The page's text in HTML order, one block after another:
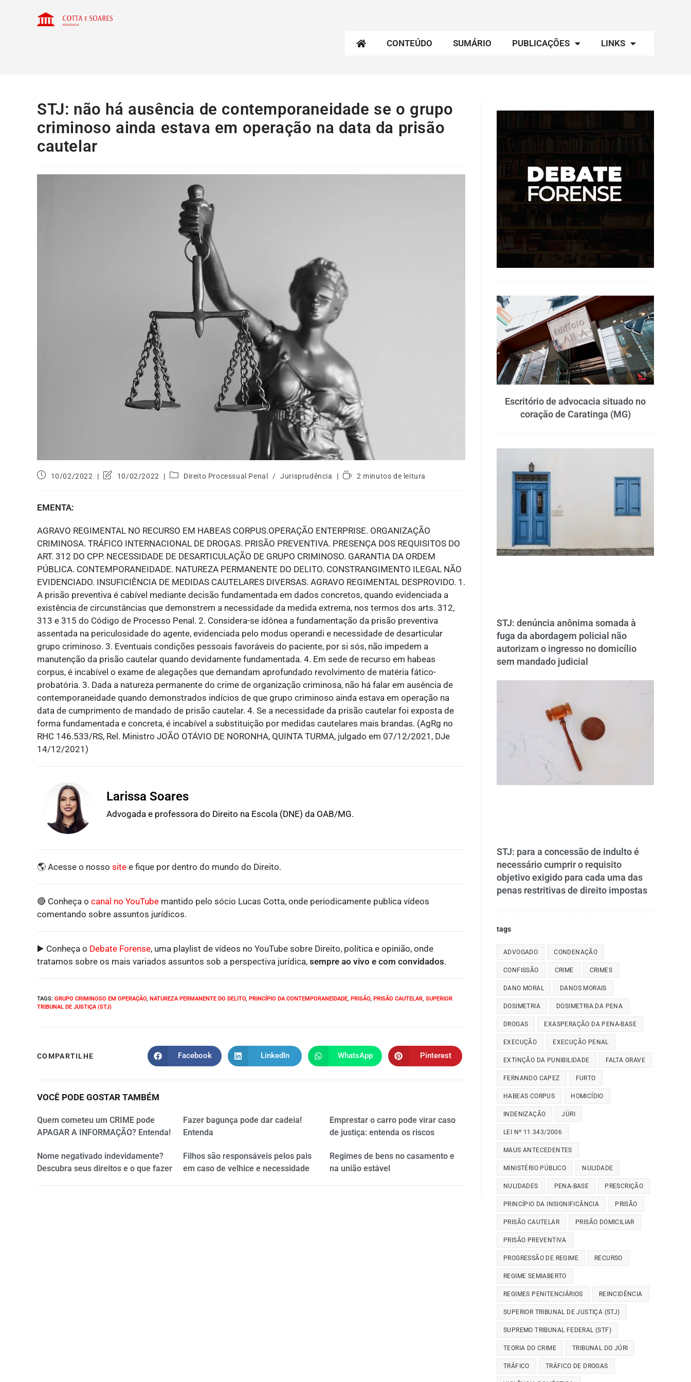
CONTEÚDO SUMÁRIO PUBLICAÇÕES LINKS
STJ: não há ausência de contemporaneidade se o grupo
criminoso ainda estava em operação na data da prisão
cautelar
10/02/2022 10/02/2022 Direito Processual Penal / Jurisprudência 2 minutos de leitura
EMENTA:
AGRAVO REGIMENTAL NO RECURSO EM HABEAS CORPUS.OPERAÇÃO ENTERPRISE. ORGANIZAÇÃO
CRIMINOSA. TRÁFICO INTERNACIONAL DE DROGAS. PRISÃO PREVENTIVA. PRESENÇA DOS REQUISITOS DO
ART. 312 DO CPP. NECESSIDADE DE DESARTICULAÇÃO DE GRUPO CRIMINOSO. GARANTIA DA ORDEM
PÚBLICA. CONTEMPORANEIDADE. NATUREZA PERMANENTE DO DELITO. CONSTRANGIMENTO ILEGAL NÃO
EVIDENCIADO. INSUFICIÊNCIA DE MEDIDAS CAUTELARES DIVERSAS. AGRAVO REGIMENTAL DESPROVIDO. 1.
A prisão preventiva é cabível mediante decisão fundamentada em dados concretos, quando evidenciada a
existência de circunstâncias que demonstrem a necessidade da medida extrema, nos termos dos arts. 312,
313 e 315 do Código de Processo Penal. 2. Considera-se idônea a fundamentação da prisão preventiva
assentada na periculosidade do agente, evidenciada pelo modus operandi e necessidade de desarticular
grupo criminoso. 3. Eventuais condições pessoais favoráveis do paciente, por si sós, não impedem a
manutenção da prisão cautelar quando devidamente fundamentada. 4. Em sede de recurso em habeas
corpus, é incabível o exame de alegações que demandam aprofundado revolvimento de matéria fático-
probatória. 3. Dada a natureza permanente do crime de organização criminosa, não há falar em ausência de
contemporaneidade quando demonstrados indícios de que grupo criminoso ainda estava em operação na
data de cumprimento de mandado de prisão cautelar. 4. Se a necessidade da prisão cautelar foi exposta de
forma fundamentada e concreta, é incabível a substituição por medidas cautelares mais brandas. (AgRg no
RHC 146.533/RS, Rel. Ministro JOÃO OTÁVIO DE NORONHA, QUINTA TURMA, julgado em 07/12/2021, DJe
14/12/2021)
Larissa Soares
Advogada e professora do Direito na Escola (DNE) da OAB/MG.
🌎 Acesse o nosso site e fique por dentro do mundo do Direito.
🔴 Conheça o canal no YouTube mantido pelo sócio Lucas Cotta, onde periodicamente publica vídeos
comentando sobre assuntos jurídicos.
▶️ Conheça o Debate Forense, uma playlist de vídeos no YouTube sobre Direito, política e opinião, onde
tratamos sobre os mais variados assuntos sob a perspectiva jurídica, sempre ao vivo e com convidados.
TAGS: GRUPO CRIMINOSO EM OPERAÇÃO, NATUREZA PERMANENTE DO DELITO, PRINCÍPIO DA CONTEMPORANEIDADE, PRISÃO, PRISÃO CAUTELAR, SUPERIOR
TRIBUNAL DE JUSTIÇA (STJ)
COMPARTILHE Facebook LinkedIn WhatsApp Pinterest
VOCÊ PODE GOSTAR TAMBÉM
Quem cometeu um CRIME pode
APAGAR A INFORMAÇÃO? Entenda!
Fazer bagunça pode dar cadeia!
Entenda
Emprestar o carro pode virar caso
de justiça: entenda os riscos
Nome negativado indevidamente?
Descubra seus direitos e o que fazer
Filhos são responsáveis pelos pais
em caso de velhice e necessidade
Regimes de bens no casamento e
na união estável
Escritório de advocacia situado no
coração de Caratinga (MG)
STJ: denúncia anônima somada à
fuga da abordagem policial não
autorizam o ingresso no domicílio
sem mandado judicial
STJ: para a concessão de indulto é
necessário cumprir o requisito
objetivo exigido para cada uma das
penas restritivas de direito impostas
tags
ADVOGADO CONDENAÇÃO
CONFISSÃO CRIME CRIMES
DANO MORAL DANOS MORAIS
DOSIMETRIA DOSIMETRIA DA PENA
DROGAS EXASPERAÇÃO DA PENA-BASE
EXECUÇÃO EXECUÇÃO PENAL
EXTINÇÃO DA PUNIBILIDADE FALTA GRAVE
FERNANDO CAPEZ FURTO
HABEAS CORPUS HOMICÍDIO
INDENIZAÇÃO JÚRI
LEI Nº 11.343/2006
MAUS ANTECEDENTES
MINISTÉRIO PÚBLICO NULIDADE
NULIDADES PENA-BASE PRESCRIÇÃO
PRINCÍPIO DA INSIGNIFICÂNCIA PRISÃO
PRISÃO CAUTELAR PRISÃO DOMICILIAR
PRISÃO PREVENTIVA
PROGRESSÃO DE REGIME RECURSO
REGIME SEMIABERTO
REGIMES PENITENCIÁRIOS REINCIDÊNCIA
SUPERIOR TRIBUNAL DE JUSTIÇA (STJ)
SUPREMO TRIBUNAL FEDERAL (STF)
TEORIA DO CRIME TRIBUNAL DO JÚRI
TRÁFICO TRÁFICO DE DROGAS